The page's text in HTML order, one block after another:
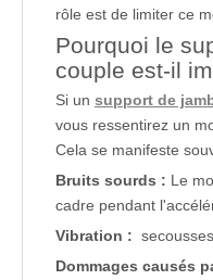
rôle est de limiter ce
Pourquoi le
couple est-il
Si un support de
vous ressentirez un
Cela se manifeste
Bruits sourds : Le
cadre pendant
Vibration :
Dommages causés